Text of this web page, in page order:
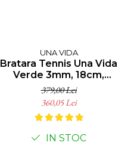
UNA VIDA
Bratara Tennis Una Vida
Verde 3mm, 18cm,
Argint 925
379,00 Lei
360,05 Lei
IN STOC